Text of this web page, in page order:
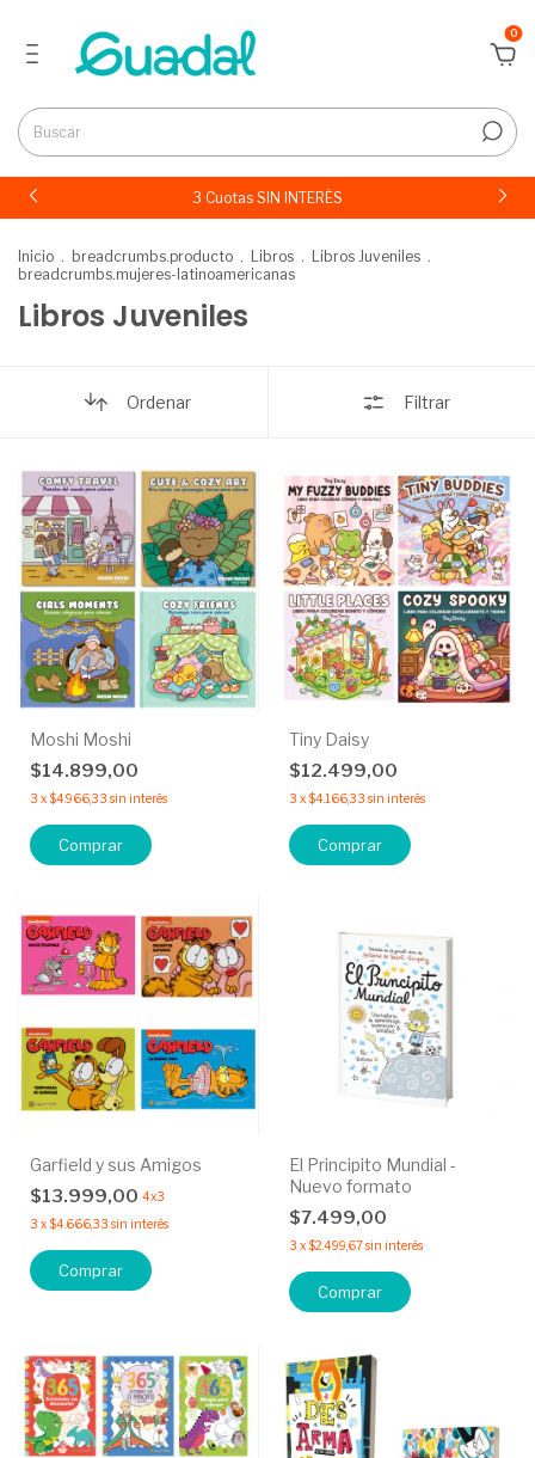
0
3 Cuotas SIN INTERÉS
Inicio . breadcrumbs.producto . Libros . Libros Juveniles .
breadcrumbs.mujeres-latinoamericanas
Libros Juveniles
Ordenar Filtrar
Moshi Moshi
$14.899,00
3 x$4.966,33 sin interés
Comprar
Tiny Daisy
$12.499,00
3 x$4.166,33 sin interés
Comprar
Garfield y sus Amigos
$13.999,00 4x3
3 x$4.666,33 sin interés
Comprar
El Principito Mundial -
Nuevo formato
$7.499,00
3 x$2.499,67sin interés